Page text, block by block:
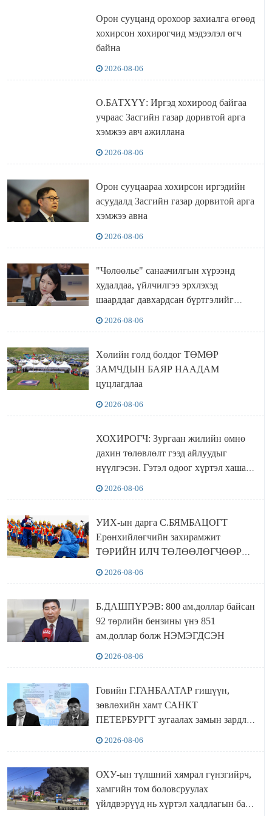
Орон сууцанд орохоор захиалга өгөөд
хохирсон хохирогчид мэдээлэл өгч
байна
2026-08-06
О.БАТХҮҮ: Иргэд хохироод байгаа
учраас Засгийн газар доривтой арга
хэмжээ авч ажиллана
2026-08-06
Орон сууцаараа хохирсон иргэдийн
асуудалд Засгийн газар дорвитой арга
хэмжээ авна
2026-08-06
"Чөлөөлье" санаачилгын хүрээнд
худалдаа, үйлчилгээ эрхлэхэд
шаарддаг давхардсан бүртгэлийг
2026-08-06
Хөлийн голд болдог ТӨМӨР
ЗАМЧДЫН БАЯР НААДАМ
цуцлагдлаа
2026-08-06
ХОХИРОГЧ: Зургаан жилийн өмнө
дахин төлөвлөлт гээд айлуудыг
нүүлгэсэн. Гэтэл одоог хүртэл хашаа
2026-08-06
УИХ-ын дарга С.БЯМБАЦОГТ
Ерөнхийлөгчийн захирамжит
ТӨРИЙН ИЛЧ ТӨЛӨӨЛӨГЧӨӨР
2026-08-06
Б.ДАШПҮРЭВ: 800 ам.доллар байсан
92 төрлийн бензины үнэ 851
ам.доллар болж НЭМЭГДСЭН
2026-08-06
Говийн Г.ГАНБААТАР гишүүн,
зөвлөхийн хамт САНКТ
ПЕТЕРБУРГТ зугаалах замын зардлаа
2026-08-06
ОХУ-ын түлшний хямрал гүнзгийрч,
хамгийн том боловсруулах
үйлдвэрүүд нь хүртэл халдлагын бай